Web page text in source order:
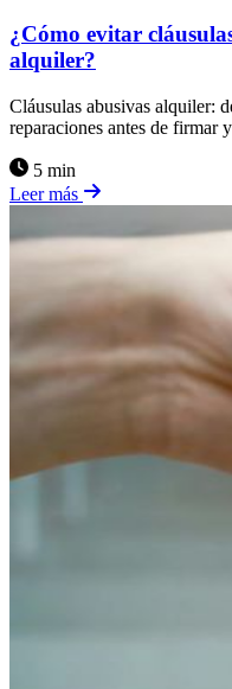
¿Cómo evitar
alquiler?
Cláusulas abusivas alquiler:
reparaciones antes de firmar
5 min
Leer más